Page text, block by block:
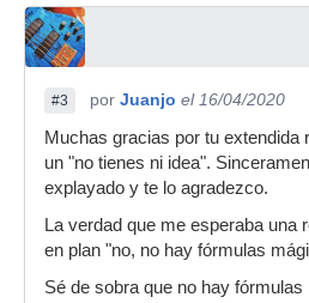
#3 por Juanjo el 16/04/2020
Muchas gracias por tu extendida
un "no tienes ni idea".
explayado y te lo agradezco.
La verdad que me esperaba una
en plan "no, no hay fórmulas
Sé de sobra que no hay